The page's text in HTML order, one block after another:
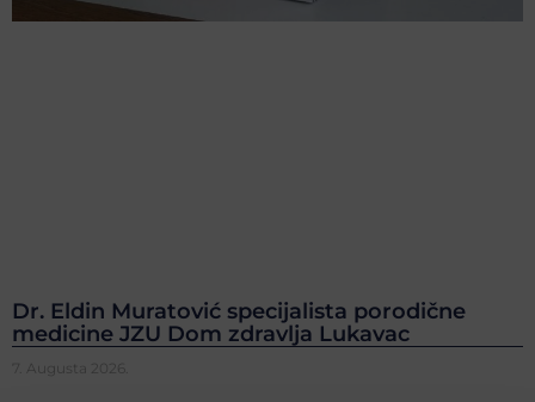
Dr. Eldin Muratović specijalista porodične
medicine JZU Dom zdravlja Lukavac
7. Augusta 2026.